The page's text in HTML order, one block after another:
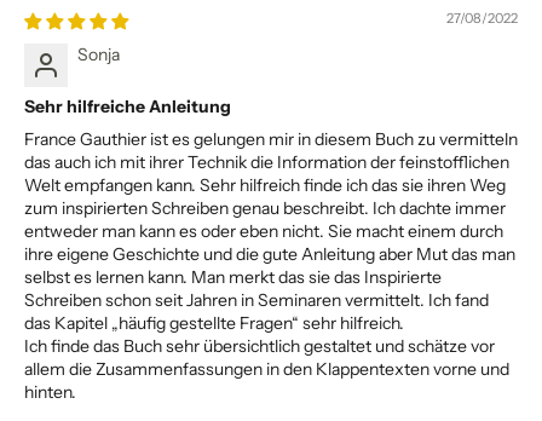
27/08/2022
Sonja
Sehr hilfreiche Anleitung
France Gauthier ist es gelungen mir in diesem Buch zu vermitteln
das auch ich mit ihrer Technik die Information der feinstofflichen
Welt empfangen kann. Sehr hilfreich finde ich das sie ihren Weg
zum inspirierten Schreiben genau beschreibt. Ich dachte immer
entweder man kann es oder eben nicht. Sie macht einem durch
ihre eigene Geschichte und die gute Anleitung aber Mut das man
selbst es lernen kann. Man merkt das sie das Inspirierte
Schreiben schon seit Jahren in Seminaren vermittelt. Ich fand
das Kapitel „häufig gestellte Fragen“ sehr hilfreich.
Ich finde das Buch sehr übersichtlich gestaltet und schätze vor
allem die Zusammenfassungen in den Klappentexten vorne und
hinten.